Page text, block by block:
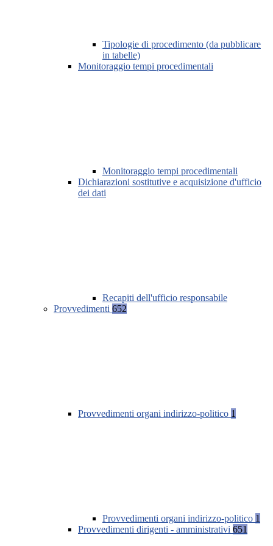
Tipologie di procedimento (da pubblicare
in tabelle)
Monitoraggio tempi procedimentali
Monitoraggio tempi procedimentali
Dichiarazioni sostitutive e acquisizione d'ufficio
dei dati
Recapiti dell'ufficio responsabile
Provvedimenti 652
Provvedimenti organi indirizzo-politico 1
Provvedimenti organi indirizzo-politico 1
Provvedimenti dirigenti - amministrativi 651